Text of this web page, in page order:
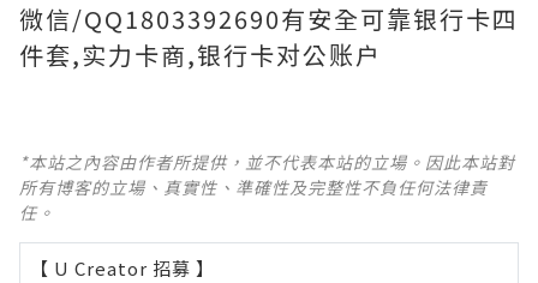
微信/QQ1803392690有安全可靠银行卡四
件套,实力卡商,银行卡对公账户
*本站之內容由作者所提供，並不代表本站的立場。因此本站對
所有博客的立場、真實性、準確性及完整性不負任何法律責
任。
【 U Creator 招募 】